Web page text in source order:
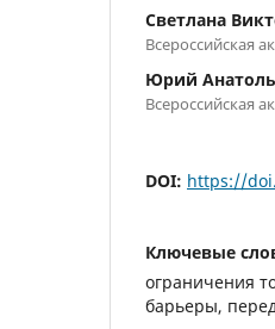
Светлана
Всероссийская
Юрий
Всероссийская
DOI: https://
Ключевые
ограничения
барьеры,